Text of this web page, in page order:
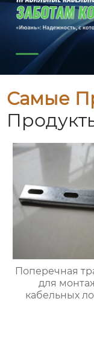
Самые
Поперечная
для
кабельных